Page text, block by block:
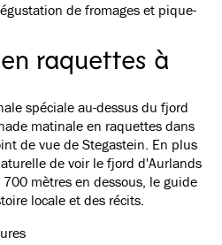
de fromages et pique-
raquettes à
spéciale au-dessus du fjord
matinale en raquettes dans
de vue de Stegastein. En plus
de voir le fjord d'Aurlands
mètres en dessous, le guide
locale et des récits.